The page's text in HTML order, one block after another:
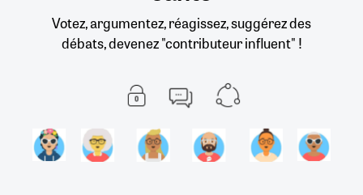
Votez, argumentez, réagissez, suggérez des
débats, devenez "contributeur influent" !